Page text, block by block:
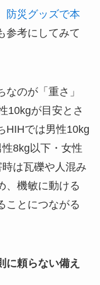
防災グッズで本
参考にしてみて
のが「重さ」
10kgが目安とさ
HIHでは男性10kg
8kg以下・女性
は瓦礫や人混み
、機敏に動ける
ことにつながる
に頼らない備え